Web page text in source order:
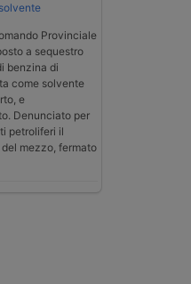
Provinciale
a sequestro
benzina di
come solvente
e
Denunciato per
petroliferi il
mezzo, fermato